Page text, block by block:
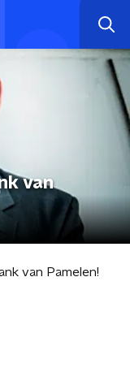
van
van Pamelen!